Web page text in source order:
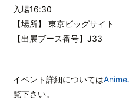
入場16:30
【場所】 東京ビッグサイト
【出展ブース番号】J33
イベント詳細については
覧下さい。